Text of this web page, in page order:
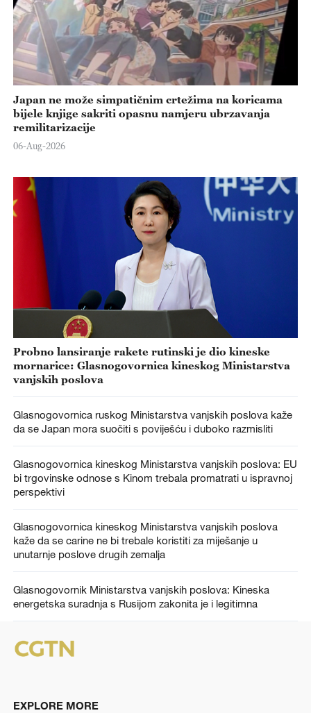
Japan ne može simpatičnim crtežima na koricama
bijele knjige sakriti opasnu namjeru ubrzavanja
remilitarizacije
06-Aug-2026
Probno lansiranje rakete rutinski je dio kineske
mornarice: Glasnogovornica kineskog Ministarstva
vanjskih poslova
Glasnogovornica ruskog Ministarstva vanjskih poslova kaže
da se Japan mora suočiti s poviješću i duboko razmisliti
Glasnogovornica kineskog Ministarstva vanjskih poslova: EU
bi trgovinske odnose s Kinom trebala promatrati u ispravnoj
perspektivi
Glasnogovornica kineskog Ministarstva vanjskih poslova
kaže da se carine ne bi trebale koristiti za miješanje u
unutarnje poslove drugih zemalja
Glasnogovornik Ministarstva vanjskih poslova: Kineska
energetska suradnja s Rusijom zakonita je i legitimna
EXPLORE MORE